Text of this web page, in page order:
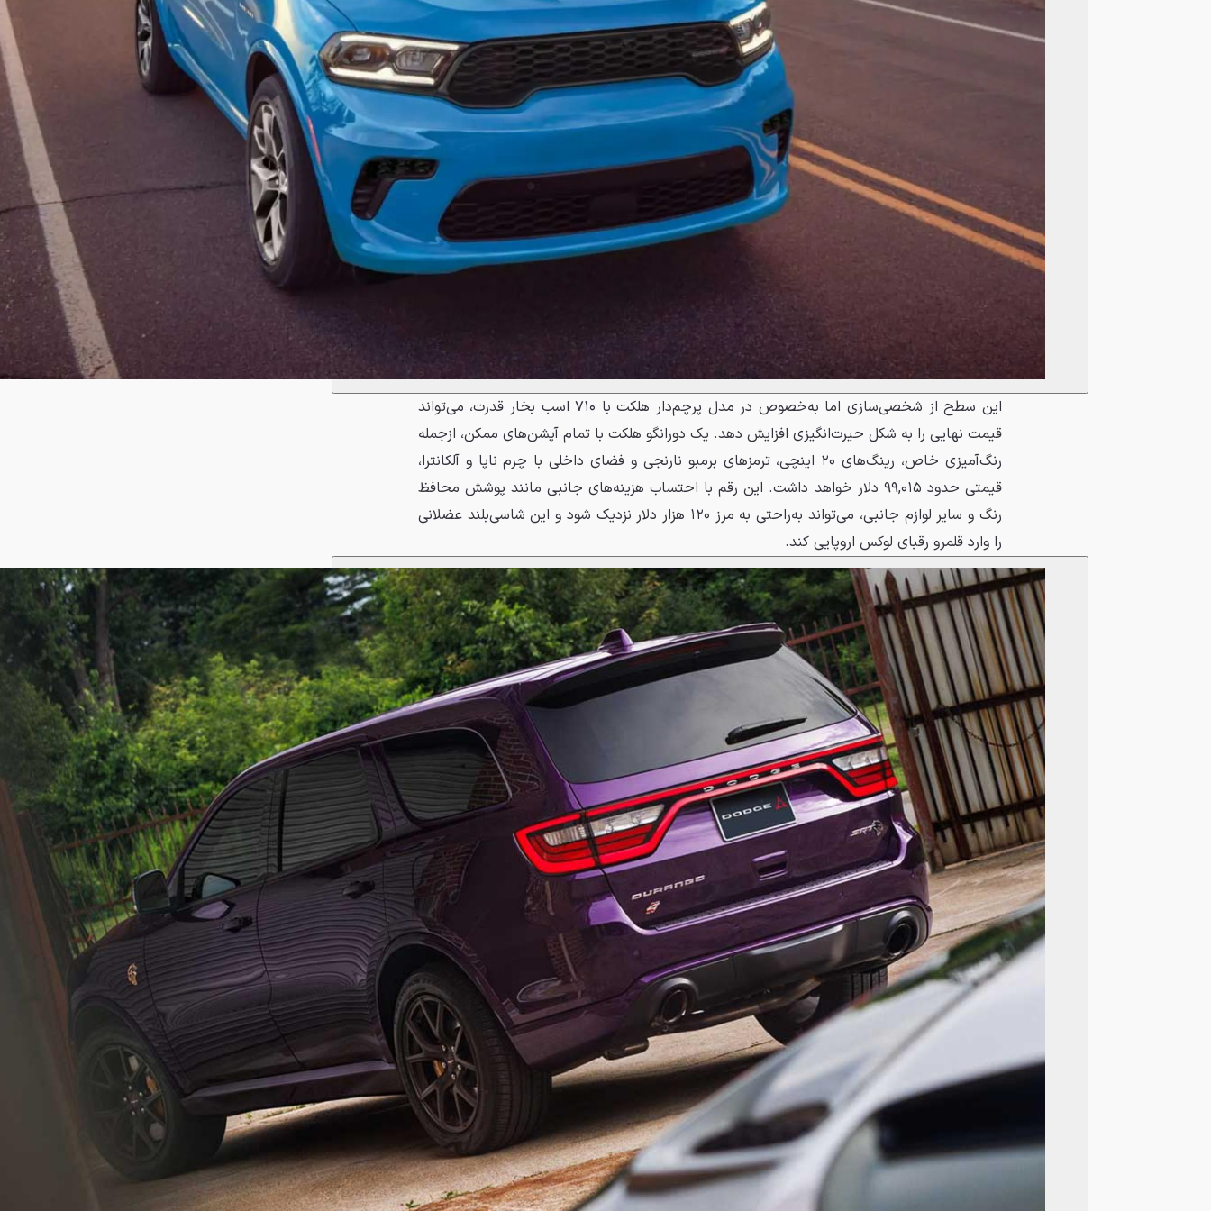
این سطح از شخصی‌سازی اما به‌خصوص در مدل پرچم‌دار هلکت با ۷۱۰ اسب بخار قدرت، می‌تواند
قیمت نهایی را به شکل حیرت‌انگیزی افزایش دهد. یک دورانگو هلکت با تمام آپشن‌های ممکن، ازجمله
رنگ‌آمیزی خاص، رینگ‌های ۲۰ اینچی، ترمزهای برمبو نارنجی و فضای داخلی با چرم ناپا و آلکانترا،
قیمتی حدود ۹۹,۰۱۵ دلار خواهد داشت. این رقم با احتساب هزینه‌های جانبی مانند پوشش محافظ
رنگ و سایر لوازم جانبی، می‌تواند به‌راحتی به مرز ۱۲۰ هزار دلار نزدیک شود و این شاسی‌بلند عضلانی
را وارد قلمرو رقبای لوکس اروپایی کند.